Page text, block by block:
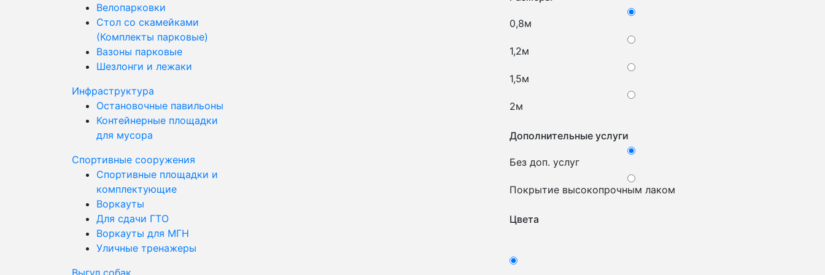
Велопарковки
Стол со скамейками
(Комплекты парковые)
Вазоны парковые
Шезлонги и лежаки
Инфраструктура
Остановочные павильоны
Контейнерные площадки
для мусора
Спортивные сооружения
Спортивные площадки и
комплектующие
Воркауты
Для сдачи ГТО
Воркауты для МГН
Уличные тренажеры
Выгул собак
0,8м
1,2м
1,5м
2м
Дополнительные услуги
Без доп. услуг
Покрытие высокопрочным лаком
Цвета